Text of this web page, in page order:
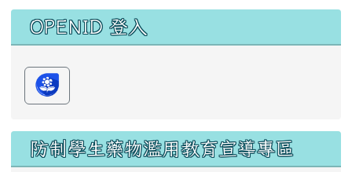
OPENID 登入
防制學生藥物濫用教育宣導專區